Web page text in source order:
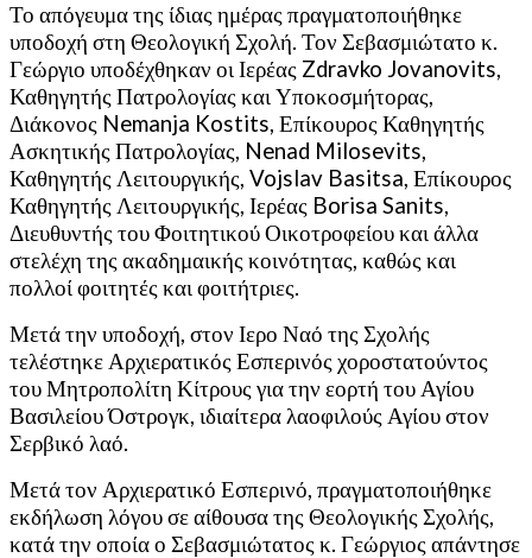
Το απόγευμα της ίδιας ημέρας πραγματοποιήθηκε
υποδοχή στη Θεολογική Σχολή. Τον Σεβασμιώτατο κ.
Γεώργιο υποδέχθηκαν οι Ιερέας Zdravko Jovanovits,
Καθηγητής Πατρολογίας και Υποκοσμήτορας,
Διάκονος Nemanja Kostits, Επίκουρος Καθηγητής
Ασκητικής Πατρολογίας, Nenad Milosevits,
Καθηγητής Λειτουργικής, Vojslav Basitsa, Επίκουρος
Καθηγητής Λειτουργικής, Ιερέας Borisa Sanits,
Διευθυντής του Φοιτητικού Οικοτροφείου και άλλα
στελέχη της ακαδημαικής κοινότητας, καθώς και
πολλοί φοιτητές και φοιτήτριες.
Μετά την υποδοχή, στον Ιερο Ναό της Σχολής
τελέστηκε Αρχιερατικός Εσπερινός χοροστατούντος
του Μητροπολίτη Κίτρους για την εορτή του Αγίου
Βασιλείου Όστρογκ, ιδιαίτερα λαοφιλούς Αγίου στον
Σερβικό λαό.
Μετά τον Αρχιερατικό Εσπερινό, πραγματοποιήθηκε
εκδήλωση λόγου σε αίθουσα της Θεολογικής Σχολής,
κατά την οποία ο Σεβασμιώτατος κ. Γεώργιος απάντησε